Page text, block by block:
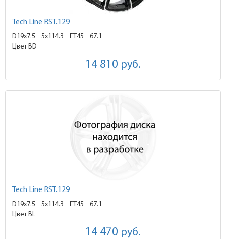
Tech Line RST.129
D19x7.5 5x114.3 ET45
67.1
Цвет BD
14 810 руб.
Tech Line RST.129
D19x7.5 5x114.3 ET45
67.1
Цвет BL
14 470 руб.